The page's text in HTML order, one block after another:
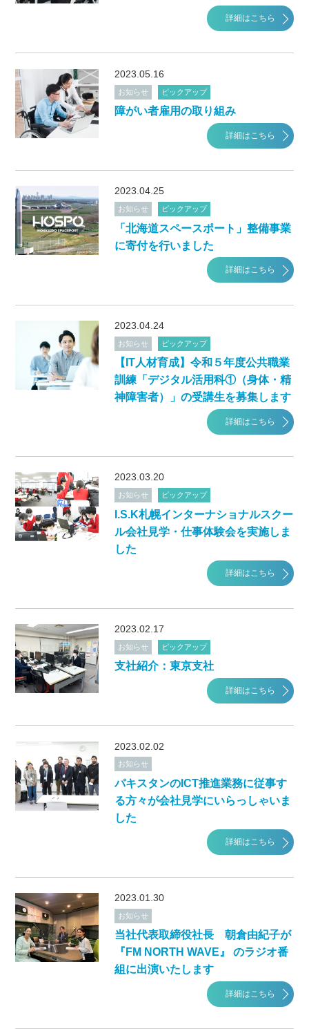
詳細はこちら
2023.05.16
お知らせ ピックアップ
障がい者雇用の取り組み
詳細はこちら
2023.04.25
お知らせ ピックアップ
「北海道スペースポート」整備事業
に寄付を行いました
詳細はこちら
2023.04.24
お知らせ ピックアップ
【IT人材育成】令和５年度公共職業
訓練「デジタル活用科①（身体・精
神障害者）」の受講生を募集します
詳細はこちら
2023.03.20
お知らせ ピックアップ
I.S.K札幌インターナショナルスクー
ル会社見学・仕事体験会を実施しま
した
詳細はこちら
2023.02.17
お知らせ ピックアップ
支社紹介：東京支社
詳細はこちら
2023.02.02
お知らせ
パキスタンのICT推進業務に従事す
る方々が会社見学にいらっしゃいま
した
詳細はこちら
2023.01.30
お知らせ
当社代表取締役社長 朝倉由紀子が
『FM NORTH WAVE』 のラジオ番
組に出演いたします
詳細はこちら